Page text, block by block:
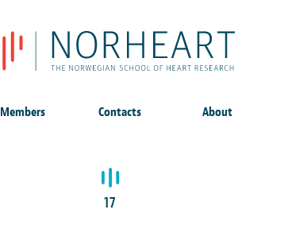
Members Contacts About
17